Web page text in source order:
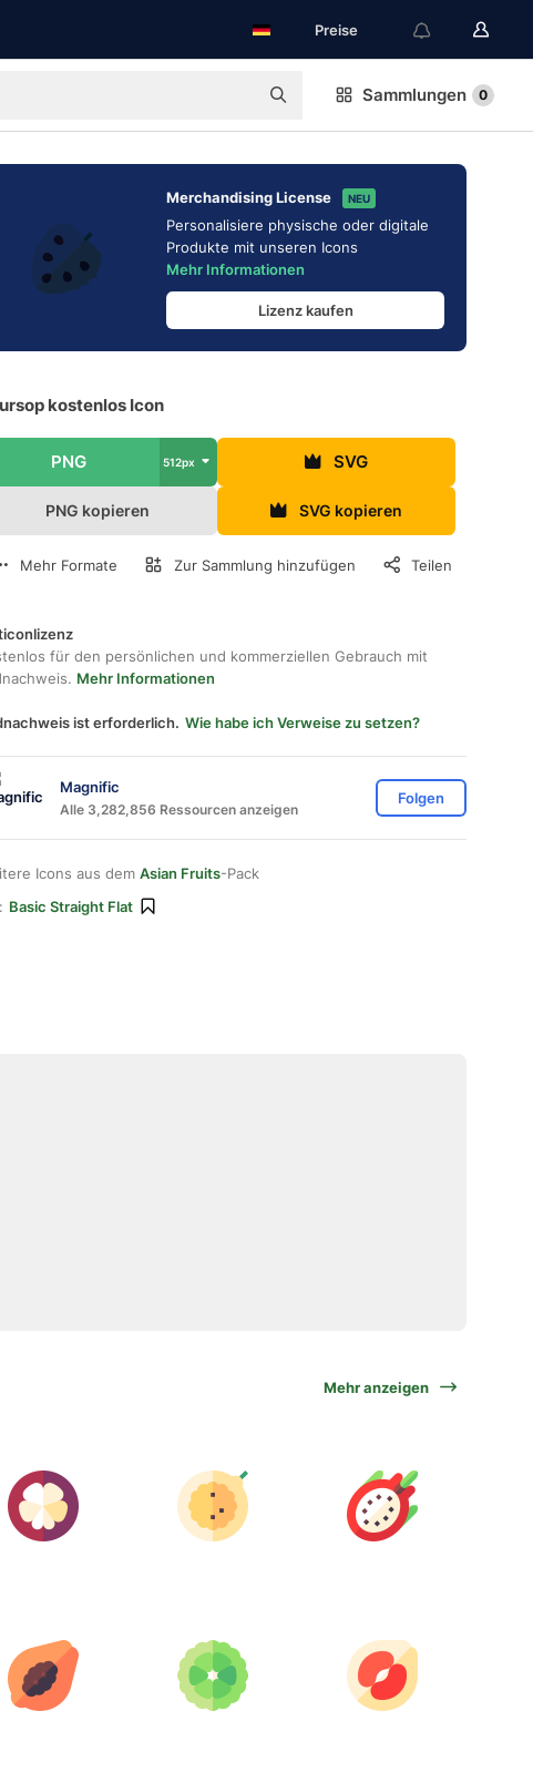
Preise
Sammlungen 0
Merchandising License NEU
Personalisiere physische oder digitale
Produkte mit unseren Icons
Mehr Informationen
Lizenz kaufen
kostenlos Icon
PNG 512px SVG
PNG kopieren SVG kopieren
Mehr Formate Zur Sammlung hinzufügen Teilen
für den persönlichen und kommerziellen Gebrauch mit
Mehr Informationen
ist erforderlich. Wie habe ich Verweise zu setzen?
Magnific
Alle 3,282,856 Ressourcen anzeigen
Folgen
Icons aus dem Asian Fruits-Pack
Basic Straight Flat
Mehr anzeigen